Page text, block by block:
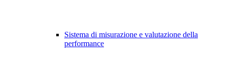
Sistema di misurazione e valutazione della
performance